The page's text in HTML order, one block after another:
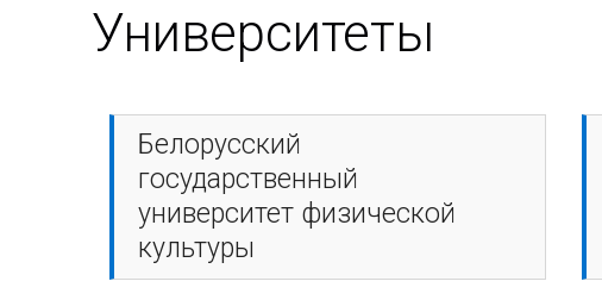
Университеты
Белорусский
государственный
университет физической
культуры